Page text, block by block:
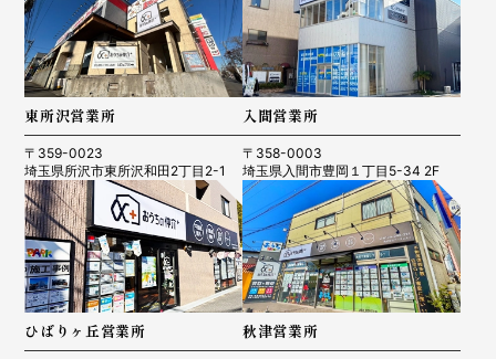
東所沢営業所
〒359-0023
埼玉県所沢市東所沢和田2丁目2-1
入間営業所
〒358-0003
埼玉県入間市豊岡１丁目5-34 2F
ひばりヶ丘営業所 秋津営業所